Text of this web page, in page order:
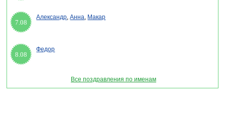
7.08
Александр,Анна, Макар
8.08
Федор
Все поздравления по именам